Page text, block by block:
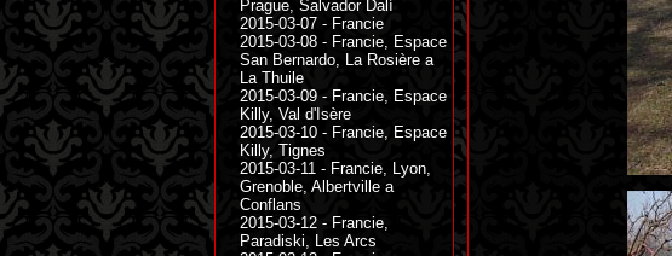
Prague, Salvador Dalí
2015-03-07 - Francie
2015-03-08 - Francie, Espace
San Bernardo, La Rosière a
La Thuile
2015-03-09 - Francie, Espace
Killy, Val d'Isère
2015-03-10 - Francie, Espace
Killy, Tignes
2015-03-11 - Francie, Lyon,
Grenoble, Albertville a
Conflans
2015-03-12 - Francie,
Paradiski, Les Arcs